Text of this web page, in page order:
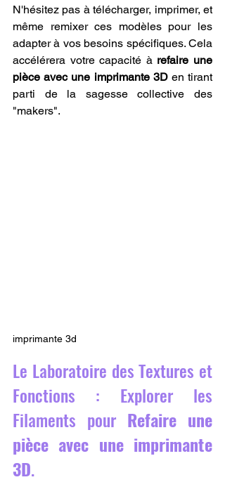
N'hésitez pas à télécharger, imprimer, et
même remixer ces modèles pour les
adapter à vos besoins spécifiques. Cela
accélérera votre capacité à refaire une
pièce avec une imprimante 3D en tirant
parti de la sagesse collective des
"makers".
imprimante 3d
Le Laboratoire des Textures et
Fonctions : Explorer les
Filaments pour Refaire une
pièce avec une imprimante
3D.